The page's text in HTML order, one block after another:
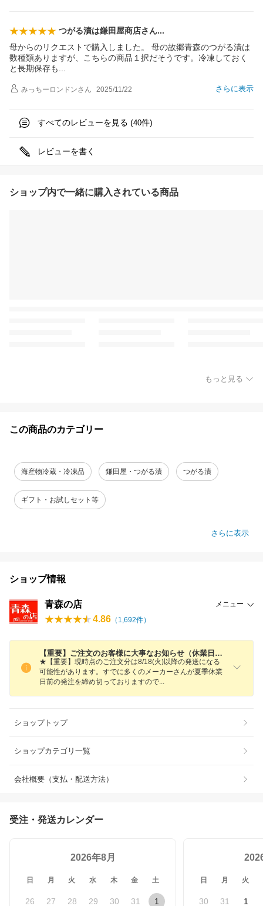
つがる漬は鎌田屋商店さ ん
母からのリクエストで購入しました。 母の故郷青森のつがる漬は
数種類ありますが、こちらの商品１択だそうです。冷凍しておく
と長期保存も
さらに表示
みっちーロンドンさん 2025/11/22
すべてのレビューを見る (40件)
レビューを書く
ショップ内で一緒に購入されている商品
もっと見る
この商品のカテゴリー
海産物冷蔵・冷凍品 鎌田屋・つがる漬 つがる漬
ギフト・お試しセット等
さらに表示
ショップ情報
青森の店 メニュー
4.86 （ 1,692件）
【重要】ご注文のお客様に大事なお知らせ（休業日等）
★【重要】現時点のご注文分は8/18(火)以降の発送になる
可能性があります。すでに多くのメーカーさんが夏季休業
日前の発注を締め切っておりますので
ショップトップ
ショップカテゴリ一覧
会社概要（支払・配送方法）
受注・発送カレンダー
2026年8月
日 月 火 水 木 金 土
26 27 28 29 30 31 1
日 月 火
30 31 1